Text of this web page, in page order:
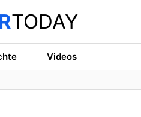
TODAY
Videos